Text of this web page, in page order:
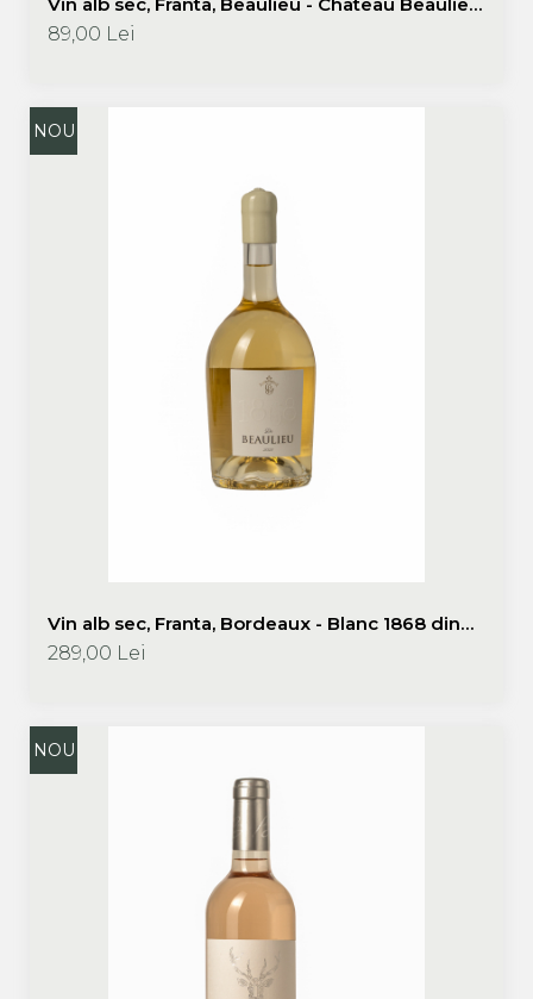
Blanc 2023, Chateau Beaulieu
89,00 Lei
NOU
Vin alb sec, Franta, Bordeaux - Blanc 1868 din
2023, Chateau Beaulieu
289,00 Lei
NOU